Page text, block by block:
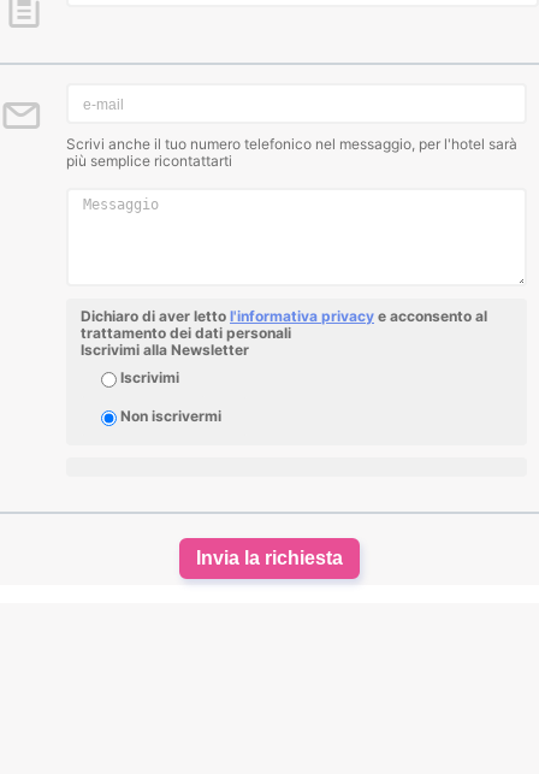
Scrivi anche il tuo numero telefonico nel messaggio, per l'hotel sarà
più semplice ricontattarti
Dichiaro di aver letto l'informativa privacy e acconsento al
trattamento dei dati personali
Iscrivimi alla Newsletter
Iscrivimi
Non iscrivermi
Invia la richiesta